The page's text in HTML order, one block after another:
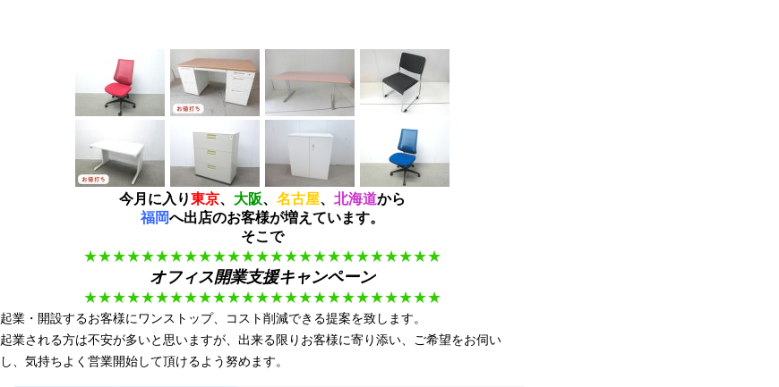
今月に入り東京、 大阪、 名古屋、 北海道から
福岡へ出店のお客様が増えています。
そこで
★★★★★★★★★★★★★★★★★★★★★★★★★
オフィス開業支援キャンペーン
★★★★★★★★★★★★★★★★★★★★★★★★★
起業・開設するお客様にワンストップ、コスト削減できる提案を致します。
起業される方は不安が多いと思いますが、出来る限りお客様に寄り添い、ご希望をお伺い
し、気持ちよく営業開始して頂けるよう努めます。